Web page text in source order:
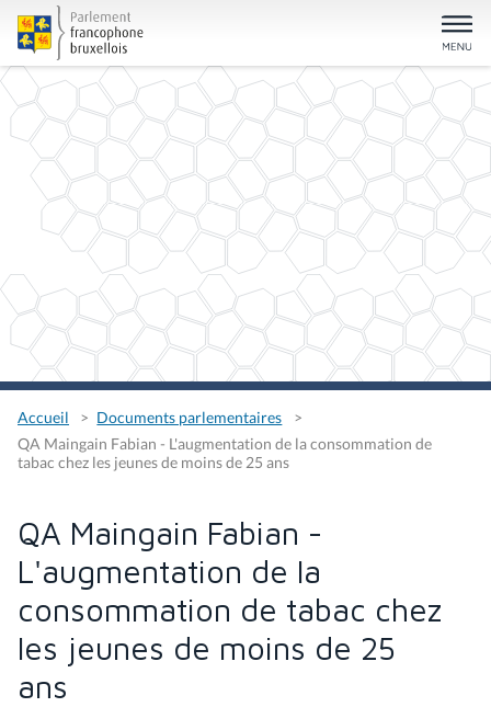
Accueil
Documents parlementaires
QA Maingain Fabian - L'augmentation de la consommation de
tabac chez les jeunes de moins de 25 ans
QA Maingain Fabian -
L'augmentation de la
consommation de tabac chez
les jeunes de moins de 25
ans